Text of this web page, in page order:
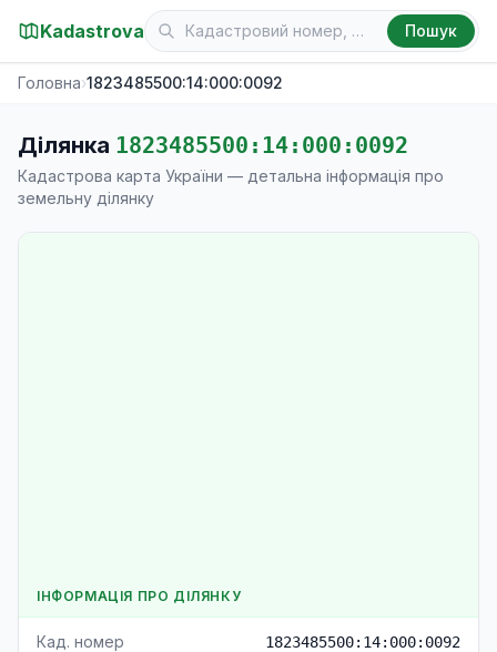
Kadastrova Пошук
Головна›1823485500:14:000:0092
Ділянка 1823485500:14:000:0092
Кадастрова карта України — детальна інформація про
земельну ділянку
ІНФОРМАЦІЯ ПРО ДІЛЯНКУ
Кад. номер 1823485500:14:000:0092